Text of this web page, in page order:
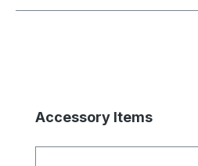
Produktgalerie überspringen
Accessory Items